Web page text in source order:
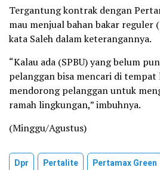
Tergantung kontrak dengan
mau menjual bahan bakar reguler
kata Saleh dalam keterangannya.
“Kalau ada (SPBU) yang belum
pelanggan bisa mencari di tempat
mendorong pelanggan untuk
ramah lingkungan,” imbuhnya.
(Minggu/Agustus)
Dpr Pertalite Pertamax Green